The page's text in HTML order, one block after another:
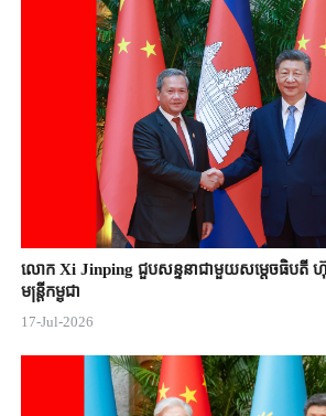
លោក Xi Jinping ជួបសន្ទនាជាមួយសម្តេចធិបតី
មន្ត្រីកម្ពុជា
17-Jul-2026